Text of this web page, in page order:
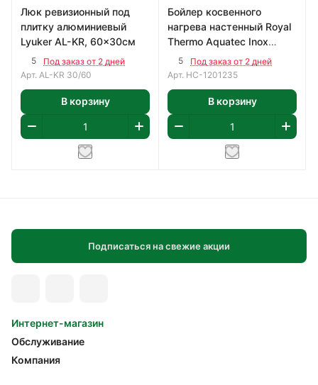
Люк ревизионный под
плитку алюминиевый
Lyuker AL-KR, 60x30см
5
Под заказ от 2 дней
Арт. AL-KR 30/60
В корзину
Бойлер косвенного
нагрева настенный Royal
Thermo Aquatec Inox
RTWX-F 80
5
Под заказ от 2 дней
Арт. НС-1201235
В корзину
Подписаться на свежие акции
Интернет-магазин
Обслуживание
Компания